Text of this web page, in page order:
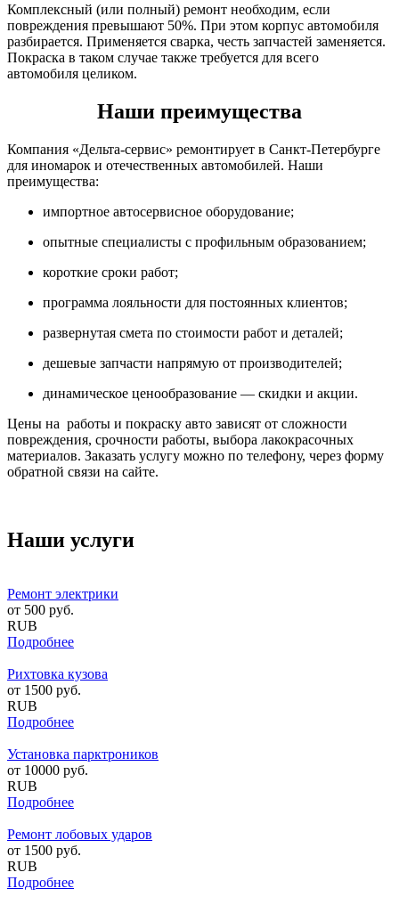
Комплексный (или полный) ремонт необходим, если
повреждения превышают 50%. При этом корпус автомобиля
разбирается. Применяется сварка, честь запчастей заменяется.
Покраска в таком случае также требуется для всего
автомобиля целиком.
Наши преимущества
Компания «Дельта-сервис» ремонтирует в Санкт-Петербурге
для иномарок и отечественных автомобилей. Наши
преимущества:
импортное автосервисное оборудование;
опытные специалисты с профильным образованием;
короткие сроки работ;
программа лояльности для постоянных клиентов;
развернутая смета по стоимости работ и деталей;
дешевые запчасти напрямую от производителей;
динамическое ценообразование — скидки и акции.
Цены на работы и покраску авто зависят от сложности
повреждения, срочности работы, выбора лакокрасочных
материалов. Заказать услугу можно по телефону, через форму
обратной связи на сайте.
Наши услуги
Ремонт электрики
от 500 руб.
RUB
Подробнее
Рихтовка кузова
от 1500 руб.
RUB
Подробнее
Установка парктроников
от 10000 руб.
RUB
Подробнее
Ремонт лобовых ударов
от 1500 руб.
RUB
Подробнее